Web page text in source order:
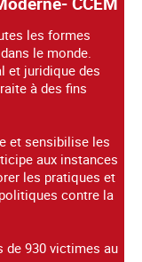
les formes
le monde.
et juridique des
à des fins
et sensibilise les
aux instances
les pratiques et
contre la
de 930 victimes au